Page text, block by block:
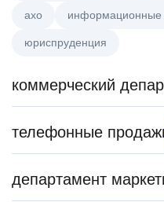
axo информационные
юриспруденция
коммерческий
Менеджер по работе с
з/п не указана
телефонные
Менеджер по продажам
HeadHunter::Телефонные
департамент